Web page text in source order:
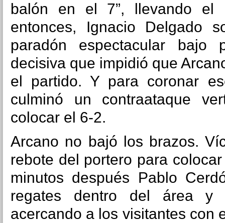
balón en el 7”, llevando el
entonces, Ignacio Delgado
paradón espectacular bajo
decisiva que impidió que
el partido. Y para coronar
culminó un contraataque
colocar el 6-2.
Arcano no bajó los brazos.
rebote del portero para
minutos después Pablo
regates dentro del área y
acercando a los visitantes con